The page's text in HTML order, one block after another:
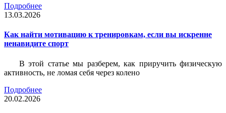
Подробнее
13.03.2026
Как найти мотивацию к тренировкам, если вы искренне
ненавидите спорт
В этой статье мы разберем, как приручить физическую
активность, не ломая себя через колено
Подробнее
20.02.2026